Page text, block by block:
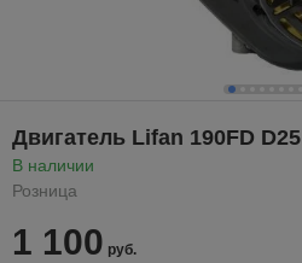
Двигатель Lifan 190FD D25
В наличии
Розница
1 100 руб.